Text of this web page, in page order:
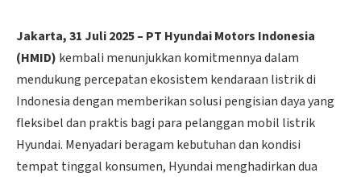
Jakarta, 31 Juli 2025 – PT Hyundai Motors Indonesia
(HMID) kembali menunjukkan komitmennya dalam
mendukung percepatan ekosistem kendaraan listrik di
Indonesia dengan memberikan solusi pengisian daya yang
fleksibel dan praktis bagi para pelanggan mobil listrik
Hyundai. Menyadari beragam kebutuhan dan kondisi
tempat tinggal konsumen, Hyundai menghadirkan dua